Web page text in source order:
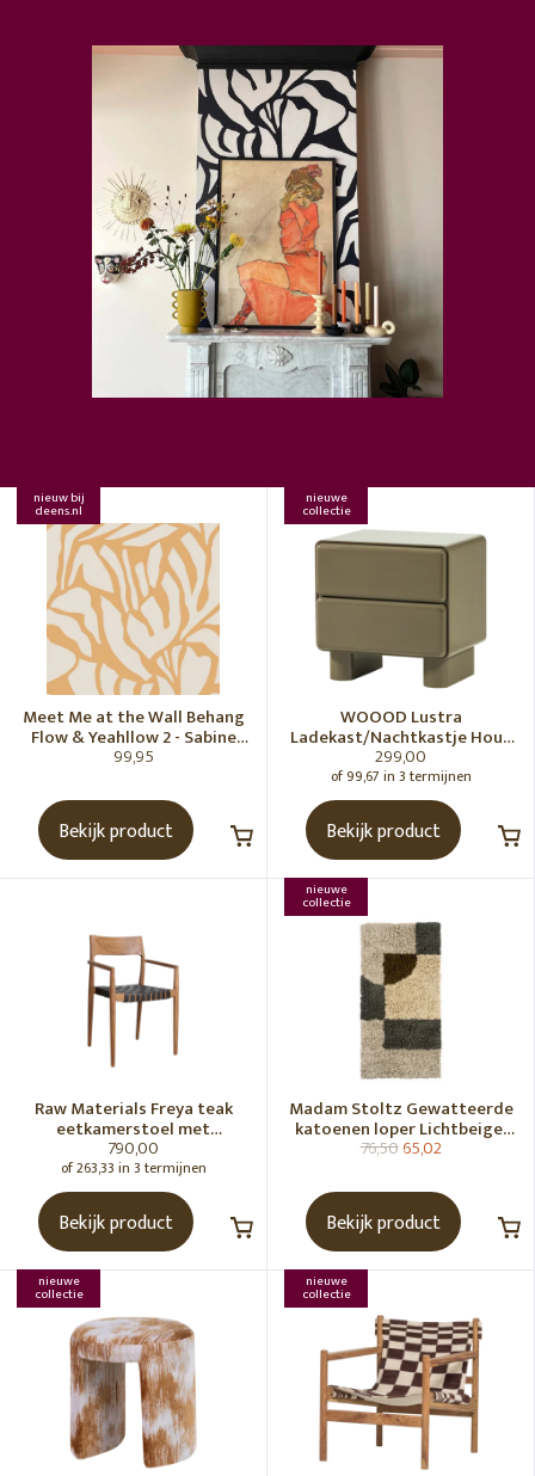
nieuw bij
deens.nl
Meet Me at the Wall Behang
Flow & Yeahllow 2 - Sabine
van Vessem
99,95
Bekijk product
nieuwe
collectie
WOOOD Lustra
Ladekast/Nachtkastje Hout
Hoogglans Groen [Fsc]
299,00
of 99,67 in 3 termijnen
Bekijk product
Raw Materials Freya teak
eetkamerstoel met
armleuning - Zwart (set of 2)
790,00
of 263,33 in 3 termijnen
Bekijk product
nieuwe
collectie
Madam Stoltz Gewatteerde
katoenen loper Lichtbeige,
gebroken wit, grijs, groen
76,5065,02
Bekijk product
nieuwe
collectie
nieuwe
collectie